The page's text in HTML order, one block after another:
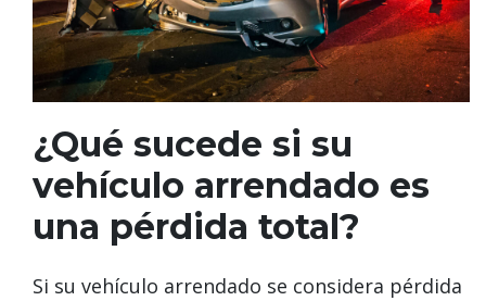
¿Qué sucede si su
vehículo arrendado es
una pérdida total?
Si su vehículo arrendado se considera pérdida